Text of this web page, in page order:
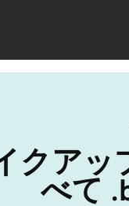
クアッ
べて